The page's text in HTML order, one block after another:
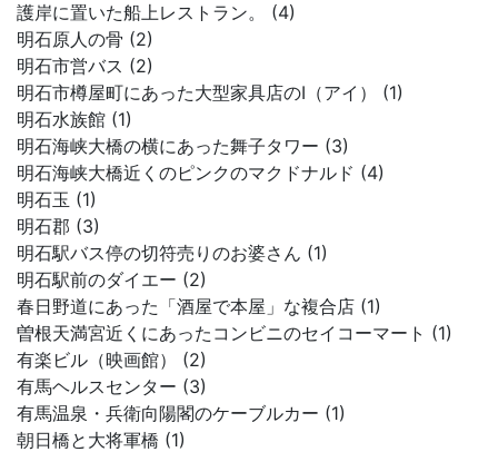
護岸に置いた船上レストラン。 (4)
明石原人の骨 (2)
明石市営バス (2)
明石市樽屋町にあった大型家具店のI（アイ） (1)
明石水族館 (1)
明石海峡大橋の横にあった舞子タワー (3)
明石海峡大橋近くのピンクのマクドナルド (4)
明石玉 (1)
明石郡 (3)
明石駅バス停の切符売りのお婆さん (1)
明石駅前のダイエー (2)
春日野道にあった「酒屋で本屋」な複合店 (1)
曽根天満宮近くにあったコンビニのセイコーマート (1)
有楽ビル（映画館） (2)
有馬ヘルスセンター (3)
有馬温泉・兵衛向陽閣のケーブルカー (1)
朝日橋と大将軍橋 (1)